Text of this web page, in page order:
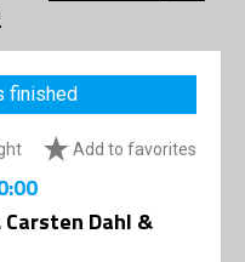
CHOOSE
VINTERJAZZ
Themes
LOCATIONS
App
finished
Add to favorites
Dahl &